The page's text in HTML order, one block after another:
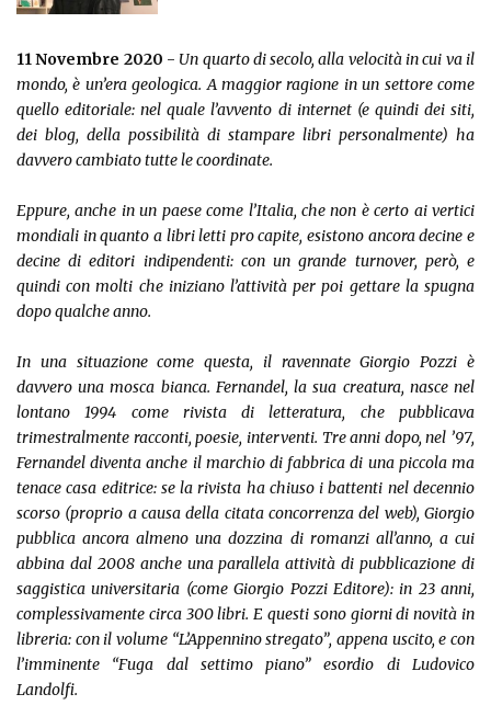
11 Novembre 2020 - Un quarto di secolo, alla velocità in cui va il
mondo, è un’era geologica. A maggior ragione in un settore come
quello editoriale: nel quale l’avvento di internet (e quindi dei siti,
dei blog, della possibilità di stampare libri personalmente) ha
davvero cambiato tutte le coordinate.
Eppure, anche in un paese come l’Italia, che non è certo ai vertici
mondiali in quanto a libri letti pro capite, esistono ancora decine e
decine di editori indipendenti: con un grande turnover, però, e
quindi con molti che iniziano l’attività per poi gettare la spugna
dopo qualche anno.
In una situazione come questa, il ravennate Giorgio Pozzi è
davvero una mosca bianca. Fernandel, la sua creatura, nasce nel
lontano 1994 come rivista di letteratura, che pubblicava
trimestralmente racconti, poesie, interventi. Tre anni dopo, nel ’97,
Fernandel diventa anche il marchio di fabbrica di una piccola ma
tenace casa editrice: se la rivista ha chiuso i battenti nel decennio
scorso (proprio a causa della citata concorrenza del web), Giorgio
pubblica ancora almeno una dozzina di romanzi all’anno, a cui
abbina dal 2008 anche una parallela attività di pubblicazione di
saggistica universitaria (come Giorgio Pozzi Editore): in 23 anni,
complessivamente circa 300 libri. E questi sono giorni di novità in
libreria: con il volume “L’Appennino stregato”, appena uscito, e con
l’imminente “Fuga dal settimo piano” esordio di Ludovico
Landolfi.